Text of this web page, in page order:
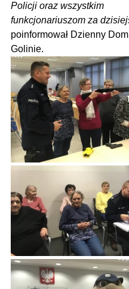
Policji oraz wszystkim
funkcjonariuszom za
poinformował Dzienny
Golinie.